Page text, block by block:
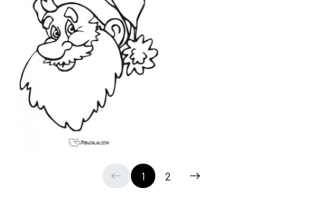
1 2